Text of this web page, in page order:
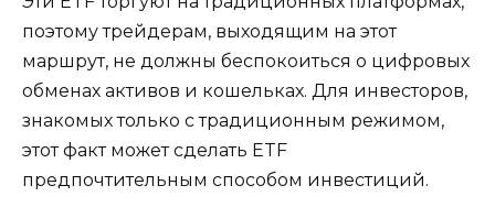
поэтому трейдерам, выходящим на этот
маршрут, не должны беспокоиться о цифровых
обменах активов и кошельках. Для инвесторов,
знакомых только с традиционным режимом,
этот факт может сделать ETF
предпочтительным способом инвестиций.